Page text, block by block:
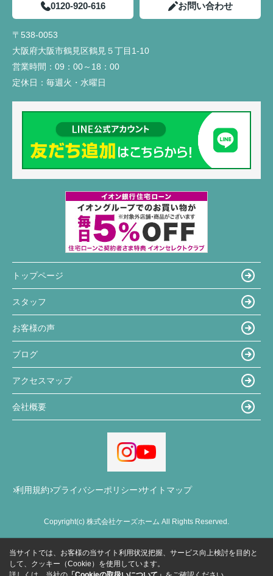
0120-920-616 お問い合わせ
〒538-0053
大阪府大阪市鶴見区鶴見５丁目1-10
営業時間： 09：00～18：00
定休日： 毎週火・水曜日
トップページ
スタッフ
お客様の声
ブログ
アクセスマップ
会社概要
利用規約 プライバシーポリシー サイトマップ
Copyright(c) 株式会社ケーズホーム All Rights Reserved.
当サイトでは、お客様の当サイト利用状況把握、サービス向上検討を目的と
して、クッキー（Cookie）を使用しています。